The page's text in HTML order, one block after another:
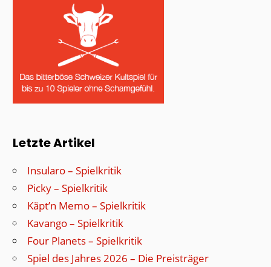
Letzte Artikel
Insularo – Spielkritik
Picky – Spielkritik
Käpt’n Memo – Spielkritik
Kavango – Spielkritik
Four Planets – Spielkritik
Spiel des Jahres 2026 – Die Preisträger